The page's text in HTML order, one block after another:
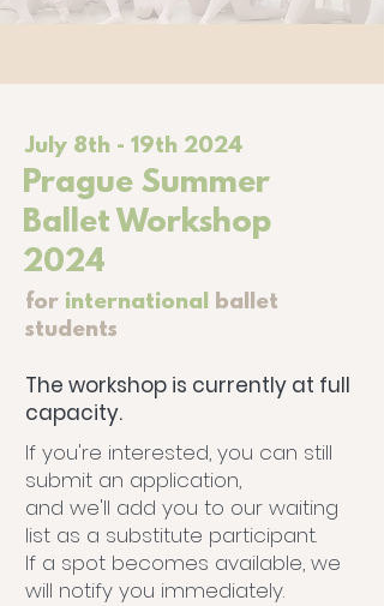
July 8th - 19th 2024
Prague Summer
Ballet Workshop
2024
for international ballet
students
The workshop is currently at full
capacity.
If you're interested, you can still
submit an application,
and we'll add you to our waiting
list as a substitute participant.
If a spot becomes available, we
will notify you immediately.